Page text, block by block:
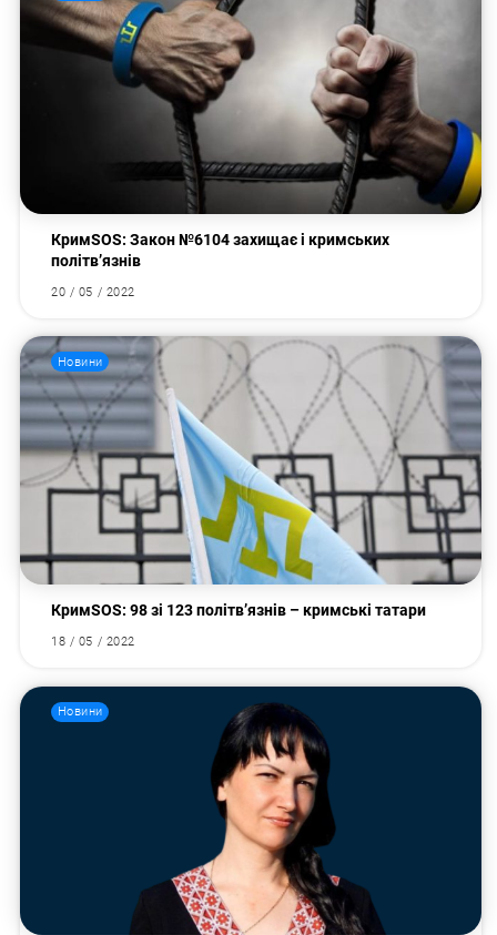
КримSOS: Закон №6104 захищає і кримських
політв’язнів
20 / 05 / 2022
Новини
КримSOS: 98 зі 123 політв’язнів – кримські татари
18 / 05 / 2022
Новини